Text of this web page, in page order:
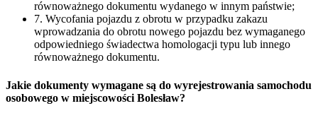
równoważnego dokumentu wydanego w innym państwie;
7. Wycofania pojazdu z obrotu w przypadku zakazu
wprowadzania do obrotu nowego pojazdu bez wymaganego
odpowiedniego świadectwa homologacji typu lub innego
równoważnego dokumentu.
Jakie dokumenty wymagane są do wyrejestrowania samochodu
osobowego w miejscowości Bolesław?